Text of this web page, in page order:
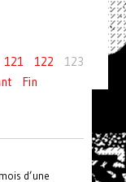
121 122
123
Fin
d’une